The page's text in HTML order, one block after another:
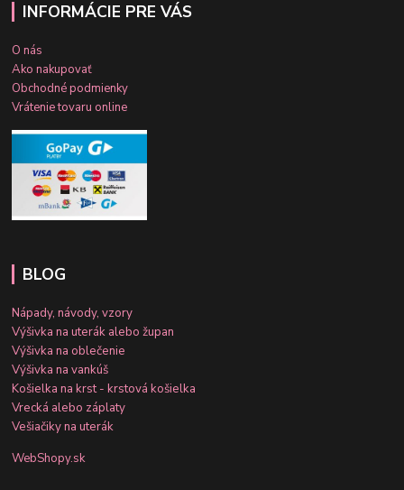
INFORMÁCIE PRE VÁS
O nás
Ako nakupovať
Obchodné podmienky
Vrátenie tovaru online
BLOG
Nápady, návody, vzory
Výšivka na uterák alebo župan
Výšivka na oblečenie
Výšivka na vankúš
Košielka na krst - krstová košielka
Vrecká alebo záplaty
Vešiačiky na uterák
WebShopy.sk